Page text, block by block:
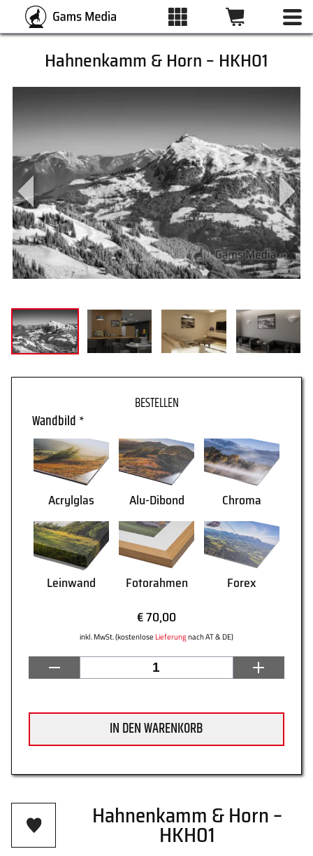
ALLE BILDER
KATEGORIEN
DRUCKARTEN
WUNSCHLISTE
WARENKORB
Datenschutz Zahlung
Hahnenkamm & Horn – HKH01
Wandbild *
Acrylglas Alu-Dibond Chroma
Leinwand Fotorahmen
Forex
€ 70,00
inkl. MwSt. (kostenlose Lieferungnach AT & DE)
IN DEN WARENKORB
Hahnenkamm & Horn –
HKH01